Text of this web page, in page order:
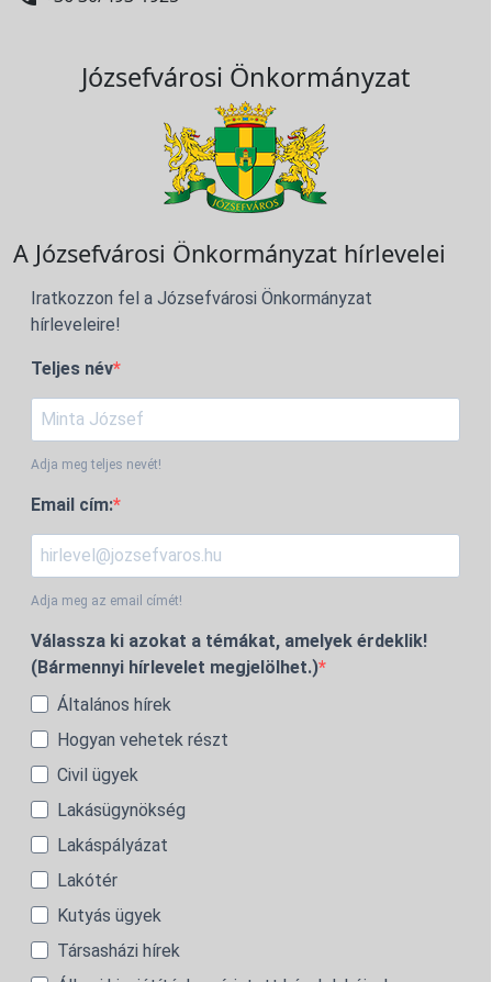
Józsefvárosi Önkormányzat
A Józsefvárosi Önkormányzat hírlevelei
Iratkozzon fel a Józsefvárosi Önkormányzat
hírleveleire!
Teljes név
Adja meg teljes nevét!
Email cím:
Adja meg az email címét!
Válassza ki azokat a témákat, amelyek érdeklik!
(Bármennyi hírlevelet megjelölhet.)
Általános hírek
Hogyan vehetek részt
Civil ügyek
Lakásügynökség
Lakáspályázat
Lakótér
Kutyás ügyek
Társasházi hírek